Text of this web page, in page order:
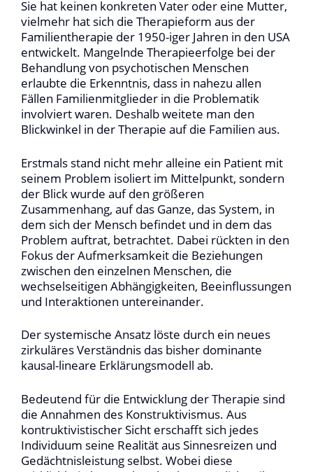
Sie hat keinen konkreten Vater oder eine Mutter,
vielmehr hat sich die Therapieform aus der
Familientherapie der 1950-iger Jahren in den USA
entwickelt. Mangelnde Therapieerfolge bei der
Behandlung von psychotischen Menschen
erlaubte die Erkenntnis, dass in nahezu allen
Fällen Familienmitglieder in die Problematik
involviert waren. Deshalb weitete man den
Blickwinkel in der Therapie auf die Familien aus.
Erstmals stand nicht mehr alleine ein Patient mit
seinem Problem isoliert im Mittelpunkt, sondern
der Blick wurde auf den größeren
Zusammenhang, auf das Ganze, das System, in
dem sich der Mensch befindet und in dem das
Problem auftrat, betrachtet. Dabei rückten in den
Fokus der Aufmerksamkeit die Beziehungen
zwischen den einzelnen Menschen, die
wechselseitigen Abhängigkeiten, Beeinflussungen
und Interaktionen untereinander.
Der systemische Ansatz löste durch ein neues
zirkuläres Verständnis das bisher dominante
kausal-lineare Erklärungsmodell ab.
Bedeutend für die Entwicklung der Therapie sind
die Annahmen des Konstruktivismus. Aus
kontruktivistischer Sicht erschafft sich jedes
Individuum seine Realität aus Sinnesreizen und
Gedächtnisleistung selbst. Wobei diese